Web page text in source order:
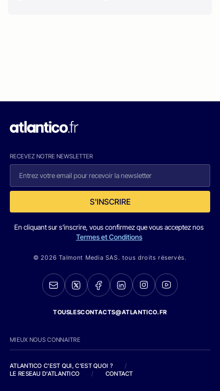
RECEVEZ NOTRE NEWSLETTER
S'INSCRIRE
En cliquant sur s'inscrire, vous confirmez que vous acceptez nos
Termes et Conditions
© 2026 Talmont Media SAS. tous droits réservés.
TOUSLESCONTACTS@ATLANTICO.FR
MIEUX NOUS CONNAITRE
ATLANTICO C'EST QUI, C'EST QUOI ?
/
LE RESEAU D'ATLANTICO
/ CONTACT